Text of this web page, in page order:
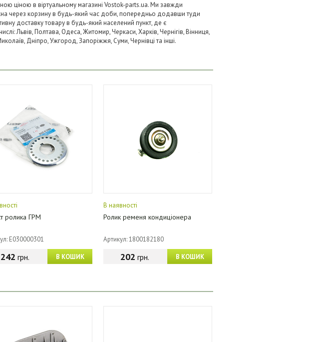
ціною в віртуальному магазині Vostok-parts.ua. Ми завжди
через корзину в будь-який час доби, попередньо додавши туди
доставку товару в будь-який населений пункт, де є
Львів, Полтава, Одеса, Житомир, Черкаси, Харків, Чернігів, Вінниця,
Дніпро, Ужгород, Запоріжжя, Суми, Чернівці та інші.
ролика ГРМ
E030000301
В КОШИК
242 грн.
В наявності
Ролик ременя кондиціонера
Артикул: 1800182180
В КОШИК
202 грн.